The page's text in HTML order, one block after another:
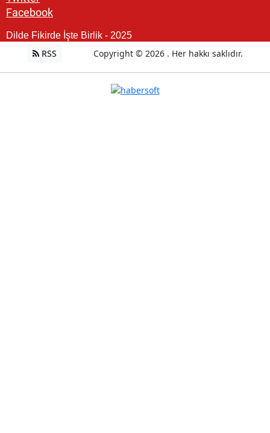
Facebook
Dilde Fikirde İşte Birlik - 2025
RSS Copyright © 2026 . Her hakkı saklıdır.